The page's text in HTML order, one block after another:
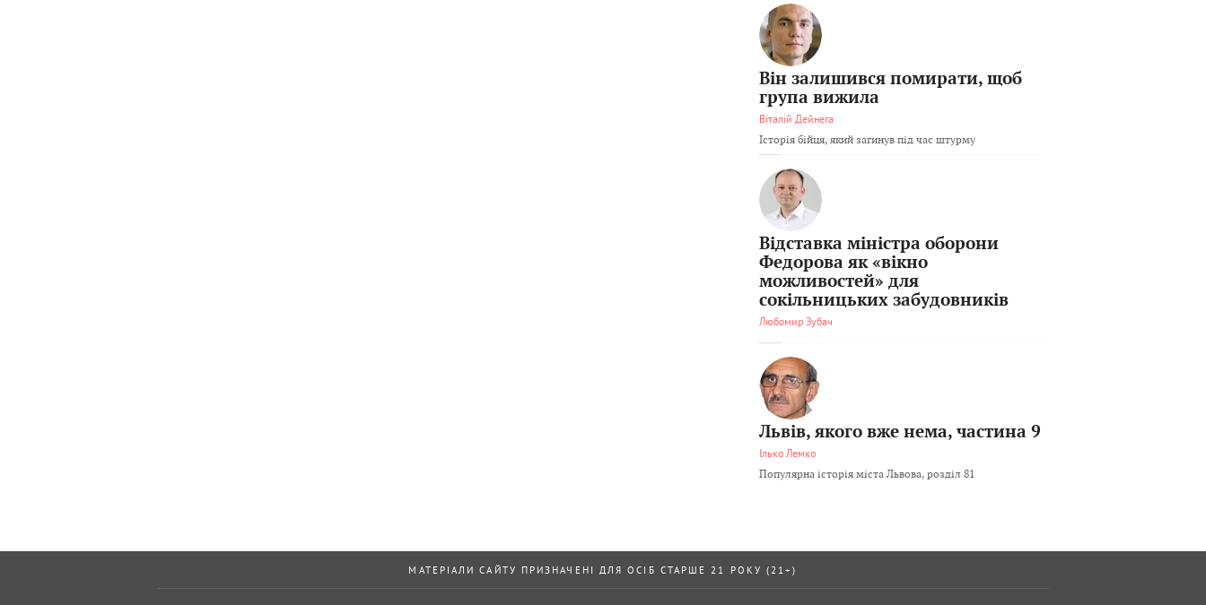
Він залишився помирати, щоб
група вижила
Віталій Дейнега
Історія бійця, який загинув під час штурму
Відставка міністра оборони
Федорова як «вікно
можливостей» для
сокільницьких забудовників
Любомир Зубач
Львів, якого вже нема, частина 9
Ілько Лемко
Популярна історія міста Львова, розділ 81
МАТЕРІАЛИ САЙТУ ПРИЗНАЧЕНІ ДЛЯ ОСІБ СТАРШЕ 21 РОКУ (21+)